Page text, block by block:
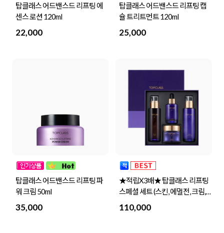
탑클래스 어드밴스드 리프팅 에
센스 로션 120ml
22,000
탑클래스 어드밴스드 리프팅 캡
슐 트리트먼트 120ml
25,000
탑클래스 어드밴스드 리프팅 파
워 크림 50ml
35,000
★적립X3배★ 탑클래스 리프팅
스페셜 세트 (스킨, 에멀전, 크림,
110,000